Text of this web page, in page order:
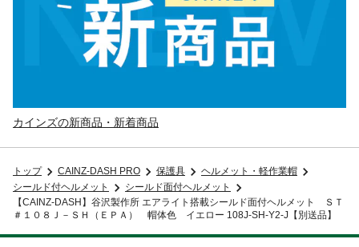
カインズの新商品・新着商品
トップ CAINZ-DASH PRO 保護具
ヘルメット・軽作業帽
シールド付ヘルメット
シールド面付ヘルメット
【CAINZ-DASH】谷沢製作所 エアライト搭載シールド面付ヘルメット ＳＴ
＃１０８Ｊ－ＳＨ（ＥＰＡ） 帽体色 イエロー 108J-SH-Y2-J【別送品】